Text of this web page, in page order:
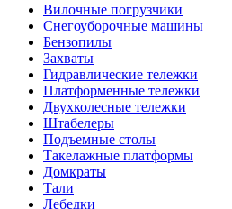
Вилочные погрузчики
Снегоуборочные машины
Бензопилы
Захваты
Гидравлические тележки
Платформенные тележки
Двухколесные тележки
Штабелеры
Подъемные столы
Такелажные платформы
Домкраты
Тали
Лебедки